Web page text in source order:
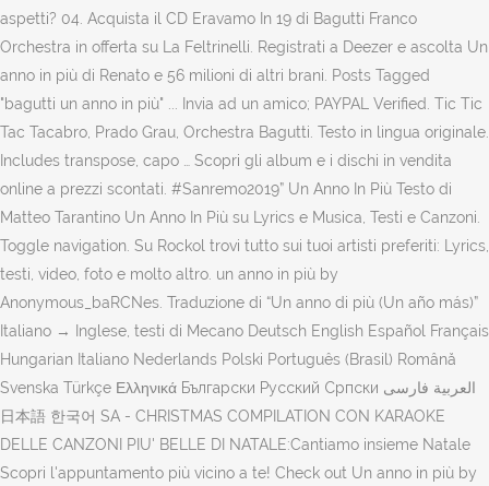
aspetti? 04. Acquista il CD Eravamo In 19 di Bagutti Franco
Orchestra in offerta su La Feltrinelli. Registrati a Deezer e ascolta Un
anno in più di Renato e 56 milioni di altri brani. Posts Tagged
"bagutti un anno in più" ... Invia ad un amico; PAYPAL Verified. Tic Tic
Tac Tacabro, Prado Grau, Orchestra Bagutti. Testo in lingua originale.
Includes transpose, capo … Scopri gli album e i dischi in vendita
online a prezzi scontati. #Sanremo2019” Un Anno In Più Testo di
Matteo Tarantino Un Anno In Più su Lyrics e Musica, Testi e Canzoni.
Toggle navigation. Su Rockol trovi tutto sui tuoi artisti preferiti: Lyrics,
testi, video, foto e molto altro. un anno in più by
Anonymous_baRCNes. Traduzione di “Un anno di più (Un año más)”
Italiano → Inglese, testi di Mecano Deutsch English Español Français
Hungarian Italiano Nederlands Polski Português (Brasil) Română
Svenska Türkçe Ελληνικά Български Русский Српски العربية فارسی
日本語 한국어 SA - CHRISTMAS COMPILATION CON KARAOKE
DELLE CANZONI PIU' BELLE DI NATALE:Cantiamo insieme Natale
Scopri l'appuntamento più vicino a te! Check out Un anno in più by